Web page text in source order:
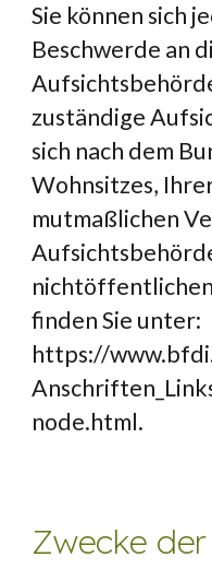
Sie können sich
Beschwerde an
zuständige
sich nach dem
Wohnsitzes,
mutmaßlichen
finden Sie unter:
https://
node.html.
Zwecke der